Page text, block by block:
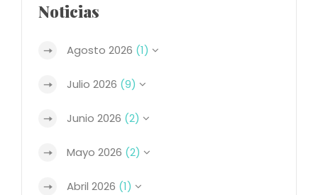
Noticias
Agosto 2026 (1)
Julio 2026 (9)
Junio 2026 (2)
Mayo 2026 (2)
Abril 2026 (1)